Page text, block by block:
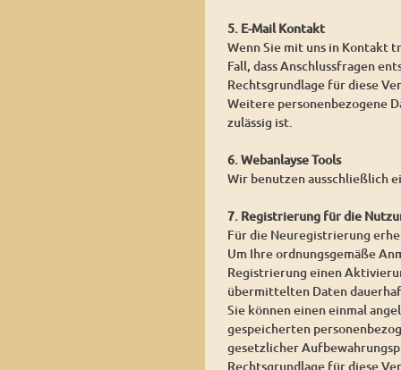
5. E-Mail Kontakt
Wenn Sie mit uns in Kontakt
Fall, dass Anschlussfragen
Rechtsgrundlage für diese
Weitere personenbezogene
zulässig ist.
6. Webanlayse Tools
Wir benutzen ausschließlich
7. Registrierung für die
Für die Neuregistrierung
Um Ihre ordnungsgemäße
Registrierung einen
übermittelten Daten
Sie können einen einmal
gespeicherten
gesetzlicher
Rechtsgrundlage für diese